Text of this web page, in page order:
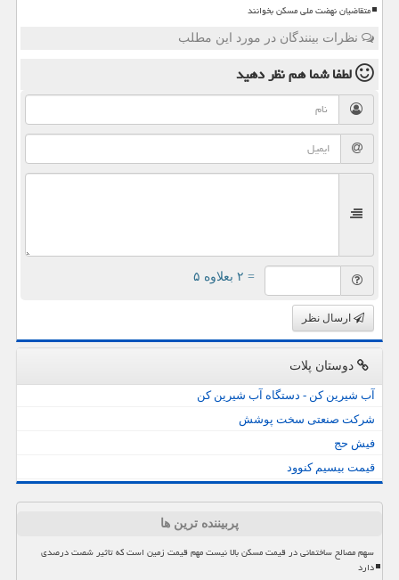
متقاضیان نهضت ملی مسکن بخوانند
نظرات بینندگان در مورد این مطلب
لطفا شما همنظر دهید
= ۲ بعلاوه ۵
ارسال نظر
دوستان پلات
آب شیرین کن - دستگاه آب شیرین کن
شرکت صنعتی سخت پوشش
فیش حج
قیمت بیسیم کنوود
پربیننده ترین ها
سهم مصالح ساختمانی در قیمت مسکن بالا نیست مهم قیمت زمین است که تاثیر شصت درصدی
دارد